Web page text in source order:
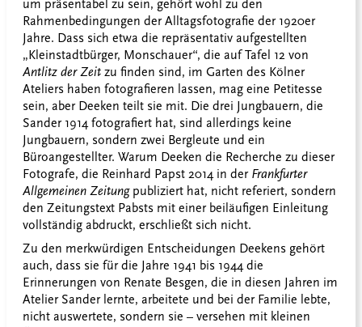
um präsentabel zu sein, gehört wohl zu den
Rahmenbedingungen der Alltagsfotografie der 1920er
Jahre. Dass sich etwa die repräsentativ aufgestellten
„Kleinstadtbürger, Monschauer“, die auf Tafel 12 von
Antlitz der Zeit zu finden sind, im Garten des Kölner
Ateliers haben fotografieren lassen, mag eine Petitesse
sein, aber Deeken teilt sie mit. Die drei Jungbauern, die
Sander 1914 fotografiert hat, sind allerdings keine
Jungbauern, sondern zwei Bergleute und ein
Büroangestellter. Warum Deeken die Recherche zu dieser
Fotografe, die Reinhard Papst 2014 in der Frankfurter
Allgemeinen Zeitungpubliziert hat, nicht referiert, sondern
den Zeitungstext Pabsts mit einer beiläufigen Einleitung
vollständig abdruckt, erschließt sich nicht.
Zu den merkwürdigen Entscheidungen Deekens gehört
auch, dass sie für die Jahre 1941 bis 1944 die
Erinnerungen von Renate Besgen, die in diesen Jahren im
Atelier Sander lernte, arbeitete und bei der Familie lebte,
nicht auswertete, sondern sie – versehen mit kleinen